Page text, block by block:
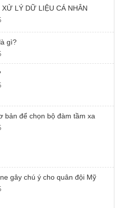
XỬ LÝ DỮ LIỆU CÁ NHÂN
gì?
bản để chọn bộ đàm tầm xa
gây chú ý cho quân đội Mỹ